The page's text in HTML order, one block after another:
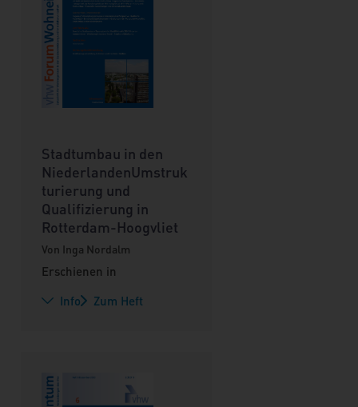
Stadtumbau in den
NiederlandenUmstruk
turierung und
Qualifizierung in
Rotterdam-Hoogvliet
Von Inga Nordalm
Erschienen in
Info
Zum Heft